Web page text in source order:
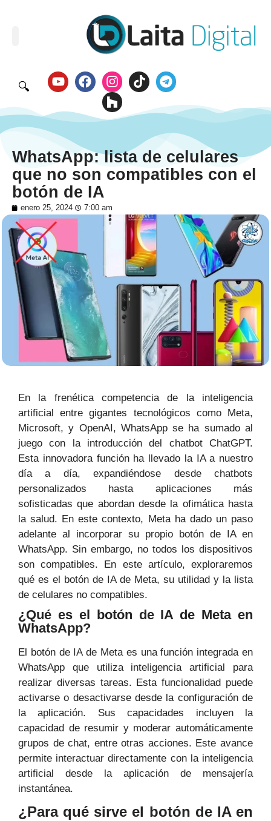
🔍
WhatsApp: lista de celulares
que no son compatibles con el
botón de IA
enero 25, 2024 7:00 am
En la frenética competencia de la inteligencia
artificial entre gigantes tecnológicos como Meta,
Microsoft, y OpenAI, WhatsApp se ha sumado al
juego con la introducción del chatbot ChatGPT.
Esta innovadora función ha llevado la IA a nuestro
día a día, expandiéndose desde chatbots
personalizados hasta aplicaciones más
sofisticadas que abordan desde la ofimática hasta
la salud. En este contexto, Meta ha dado un paso
adelante al incorporar su propio botón de IA en
WhatsApp. Sin embargo, no todos los dispositivos
son compatibles. En este artículo, exploraremos
qué es el botón de IA de Meta, su utilidad y la lista
de celulares no compatibles.
¿Qué es el botón de IA de Meta en
WhatsApp?
El botón de IA de Meta es una función integrada en
WhatsApp que utiliza inteligencia artificial para
realizar diversas tareas. Esta funcionalidad puede
activarse o desactivarse desde la configuración de
la aplicación. Sus capacidades incluyen la
capacidad de resumir y moderar automáticamente
grupos de chat, entre otras acciones. Este avance
permite interactuar directamente con la inteligencia
artificial desde la aplicación de mensajería
instantánea.
¿Para qué sirve el botón de IA en